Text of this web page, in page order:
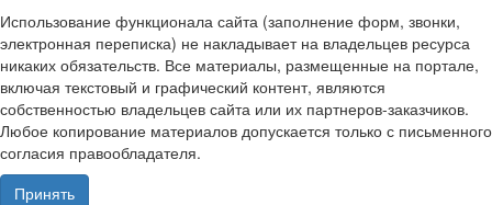
Использование функционала сайта (заполнение форм, звонки,
электронная переписка) не накладывает на владельцев ресурса
никаких обязательств. Все материалы, размещенные на портале,
включая текстовый и графический контент, являются
собственностью владельцев сайта или их партнеров-заказчиков.
Любое копирование материалов допускается только с письменного
согласия правообладателя.
Принять